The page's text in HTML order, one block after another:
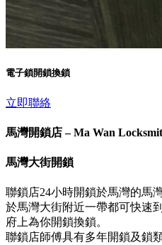
電子鎖開鎖換鎖
立即聯絡
馬灣開鎖店 – Ma Wan
馬灣大街開鎖
聯鎖店24小時開鎖於馬灣的馬
於馬灣大街附近一帶都可快速
府上為你開鎖換鎖。
聯鎖店師傅具有多年開鎖及鎖